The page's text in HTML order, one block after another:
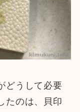
どうして必要
たのは、貝印